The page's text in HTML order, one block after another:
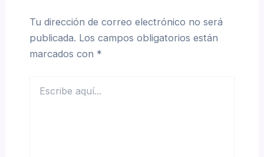
Tu dirección de correo electrónico no será
publicada. Los campos obligatorios están
marcados con *
aquí...